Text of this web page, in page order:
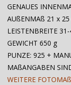
GENAUES
AUßENMAß 21 x 25
LEISTENBREITE
GEWICHT 650 g
PUNZE: 925 +
MAßANGABEN
WEITERE